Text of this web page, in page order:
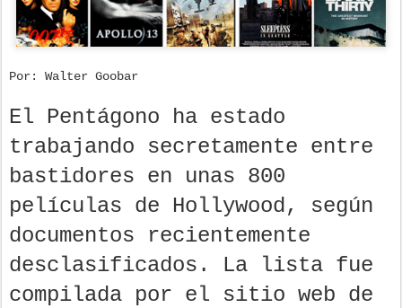
Por: Walter Goobar
El Pentágono ha estado
trabajando secretamente entre
bastidores en unas 800
películas de Hollywood, según
documentos recientemente
desclasificados. La lista fue
compilada por el sitio web de